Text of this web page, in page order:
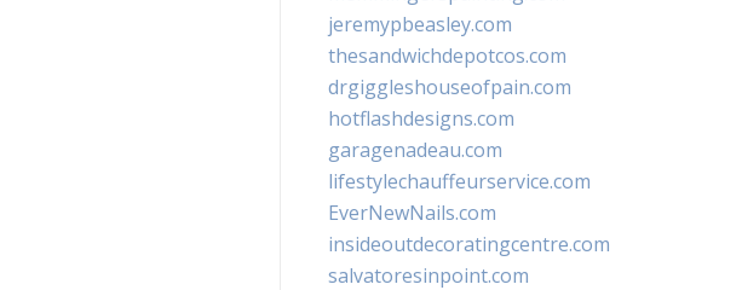
jeremypbeasley.com
thesandwichdepotcos.com
drgiggleshouseofpain.com
hotflashdesigns.com
garagenadeau.com
lifestylechauffeurservice.com
EverNewNails.com
insideoutdecoratingcentre.com
salvatoresinpoint.com